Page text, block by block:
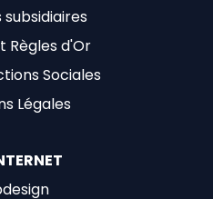
subsidiaires
Règles d'Or
Sociales
Légales